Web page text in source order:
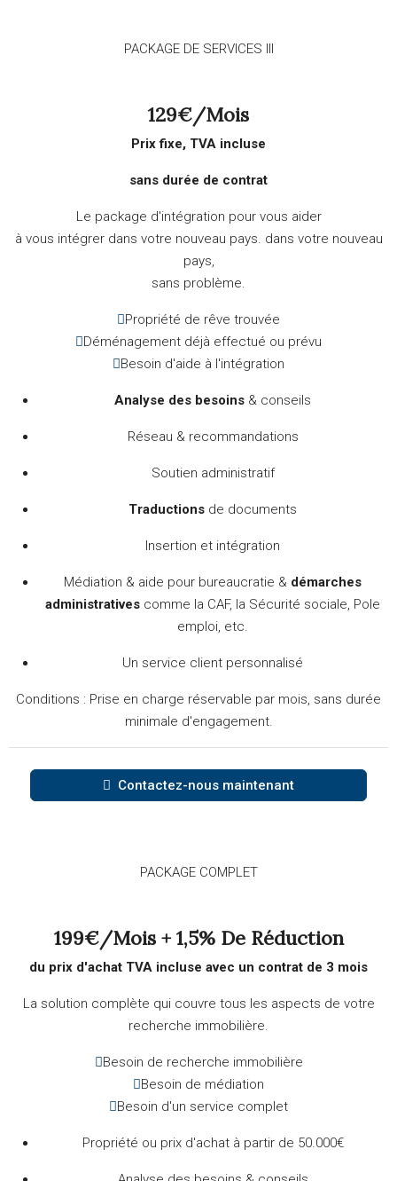
PACKAGE DE SERVICES III
129€/mois
Prix fixe, TVA incluse
sans durée de contrat
Le package d'intégration pour vous aider
à vous intégrer dans votre nouveau pays. dans votre nouveau
pays,
sans problème.
Propriété de rêve trouvée
Déménagement déjà effectué ou prévu
Besoin d'aide à l'intégration
Analyse des besoins & conseils
Réseau & recommandations
Soutien administratif
Traductions de documents
Insertion et intégration
Médiation & aide pour bureaucratie & démarches
administratives comme la CAF, la Sécurité sociale, Pole
emploi, etc.
Un service client personnalisé
Conditions : Prise en charge réservable par mois, sans durée
minimale d'engagement.
Contactez-nous maintenant
PACKAGE COMPLET
199€/mois + 1,5% De Réduction
du prix d'achat TVA incluse avec un contrat de 3 mois
La solution complète qui couvre tous les aspects de votre
recherche immobilière.
Besoin de recherche immobilière
Besoin de médiation
Besoin d'un service complet
Propriété ou prix d'achat à partir de 50.000€